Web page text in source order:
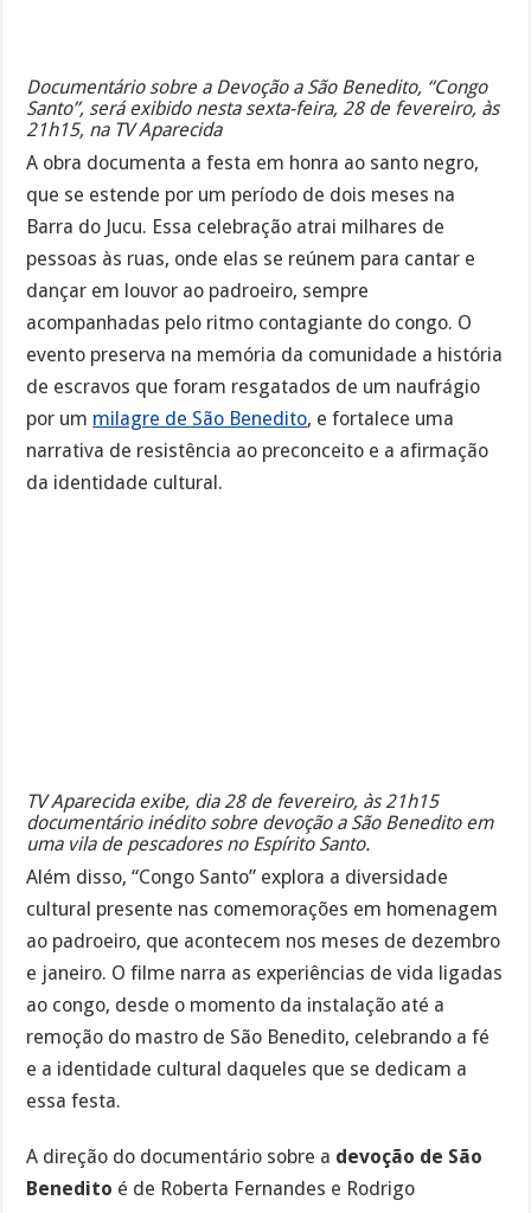
Documentário sobre a Devoção a São Benedito, “Congo
Santo”, será exibido nesta sexta-feira, 28 de fevereiro, às
21h15, na TV Aparecida
A obra documenta a festa em honra ao santo negro,
que se estende por um período de dois meses na
Barra do Jucu. Essa celebração atrai milhares de
pessoas às ruas, onde elas se reúnem para cantar e
dançar em louvor ao padroeiro, sempre
acompanhadas pelo ritmo contagiante do congo. O
evento preserva na memória da comunidade a história
de escravos que foram resgatados de um naufrágio
por um milagre de São Benedito, e fortalece uma
narrativa de resistência ao preconceito e a afirmação
da identidade cultural.
TV Aparecida exibe, dia 28 de fevereiro, às 21h15
documentário inédito sobre devoção a São Benedito em
uma vila de pescadores no Espírito Santo.
Além disso, “Congo Santo” explora a diversidade
cultural presente nas comemorações em homenagem
ao padroeiro, que acontecem nos meses de dezembro
e janeiro. O filme narra as experiências de vida ligadas
ao congo, desde o momento da instalação até a
remoção do mastro de São Benedito, celebrando a fé
e a identidade cultural daqueles que se dedicam a
essa festa.
A direção do documentário sobre a devoção de São
Benedito é de Roberta Fernandes e Rodrigo